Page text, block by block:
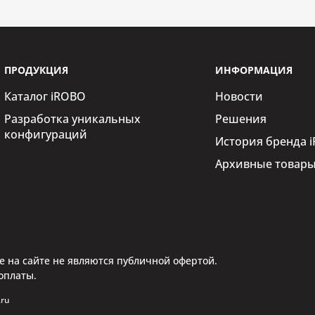
ПРОДУКЦИЯ
Каталог iROBO
Разработка уникальных
конфигураций
ИНФОРМАЦИЯ
Новости
Решения
История бренда
Архивные товары
сайте не являются публичной офертой.